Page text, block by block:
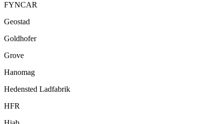
FYNCAR
Geostad
Goldhofer
Grove
Hanomag
Hedensted Ladfabrik
HFR